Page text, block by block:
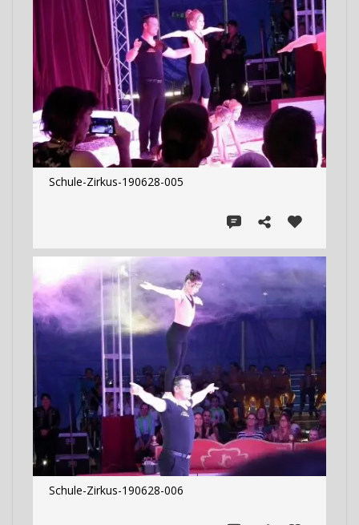
Schule-Zirkus-190628-005
Schule-Zirkus-190628-006